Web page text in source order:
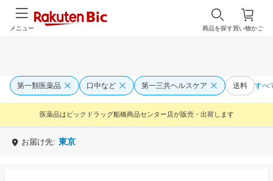
買い物かご
商品を探す
メニュー
第一類医薬品 口中など 第一三共ヘルスケア 送料 すべ
医薬品はビックドラッグ船橋商品センター店が販売・出荷します
お届け先: 東京